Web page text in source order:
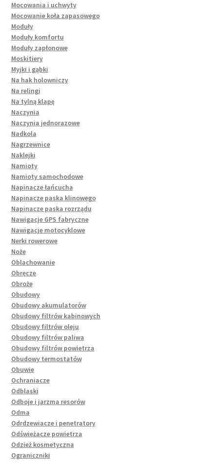
Mocowania i uchwyty
Mocowanie koła zapasowego
Moduły
Moduły komfortu
Moduły zapłonowe
Moskitiery
Myjki i gąbki
Na hak holowniczy
Na relingi
Na tylną klapę
Naczynia
Naczynia jednorazowe
Nadkola
Nagrzewnice
Naklejki
Namioty
Namioty samochodowe
Napinacze łańcucha
Napinacze paska klinowego
Napinacze paska rozrządu
Nawigacje GPS fabryczne
Nawigacje motocyklowe
Nerki rowerowe
Noże
Oblachowanie
Obręcze
Obroże
Obudowy
Obudowy akumulatorów
Obudowy filtrów kabinowych
Obudowy filtrów oleju
Obudowy filtrów paliwa
Obudowy filtrów powietrza
Obudowy termostatów
Obuwie
Ochraniacze
Odblaski
Odboje i jarzma resorów
Odma
Odrdzewiacze i penetratory
Odświeżacze powietrza
Odzież kosmetyczna
Ograniczniki